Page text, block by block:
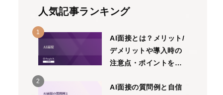
人気記事ランキング
AI面接とは？メリット/
デメリットや導入時の
注意点・ポイントを詳
AI面接の質問例と自信